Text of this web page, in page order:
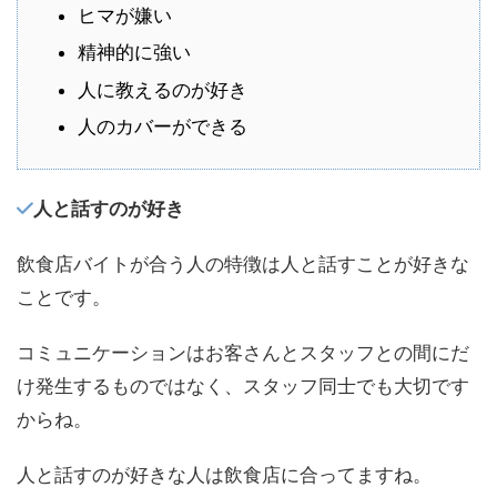
ヒマが嫌い
精神的に強い
人に教えるのが好き
人のカバーができる
人と話すのが好き
飲食店バイトが合う人の特徴は人と話すことが好きな
ことです。
コミュニケーションはお客さんとスタッフとの間にだ
け発生するものではなく、スタッフ同士でも大切です
からね。
人と話すのが好きな人は飲食店に合ってますね。